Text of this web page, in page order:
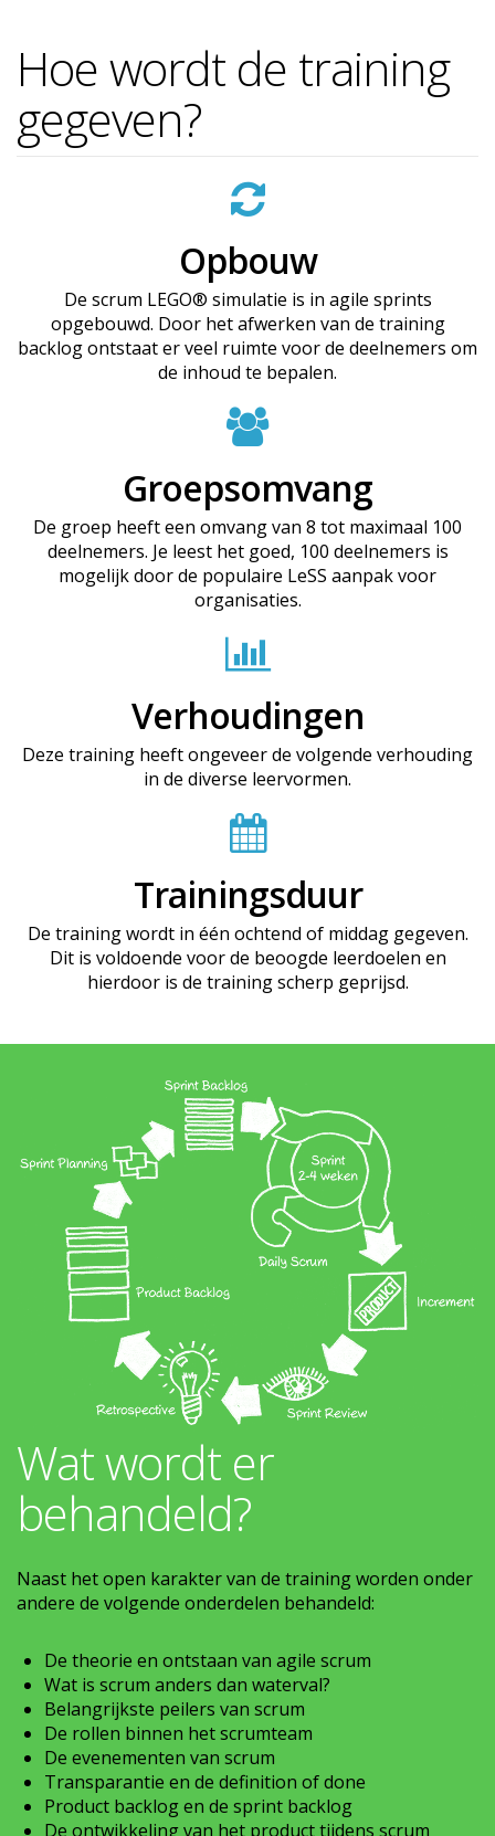
Hoe wordt de training
gegeven?
Opbouw
De scrum LEGO® simulatie is in agile sprints
opgebouwd. Door het afwerken van de training
backlog ontstaat er veel ruimte voor de deelnemers om
de inhoud te bepalen.
Groepsomvang
De groep heeft een omvang van 8 tot maximaal 100
deelnemers. Je leest het goed, 100 deelnemers is
mogelijk door de populaire LeSS aanpak voor
organisaties.
Verhoudingen
Deze training heeft ongeveer de volgende verhouding
in de diverse leervormen.
Trainingsduur
De training wordt in één ochtend of middag gegeven.
Dit is voldoende voor de beoogde leerdoelen en
hierdoor is de training scherp geprijsd.
Wat wordt er
behandeld?
Naast het open karakter van de training worden onder
andere de volgende onderdelen behandeld:
De theorie en ontstaan van agile scrum
Wat is scrum anders dan waterval?
Belangrijkste peilers van scrum
De rollen binnen het scrumteam
De evenementen van scrum
Transparantie en de definition of done
Product backlog en de sprint backlog
De ontwikkeling van het product tijdens scrum